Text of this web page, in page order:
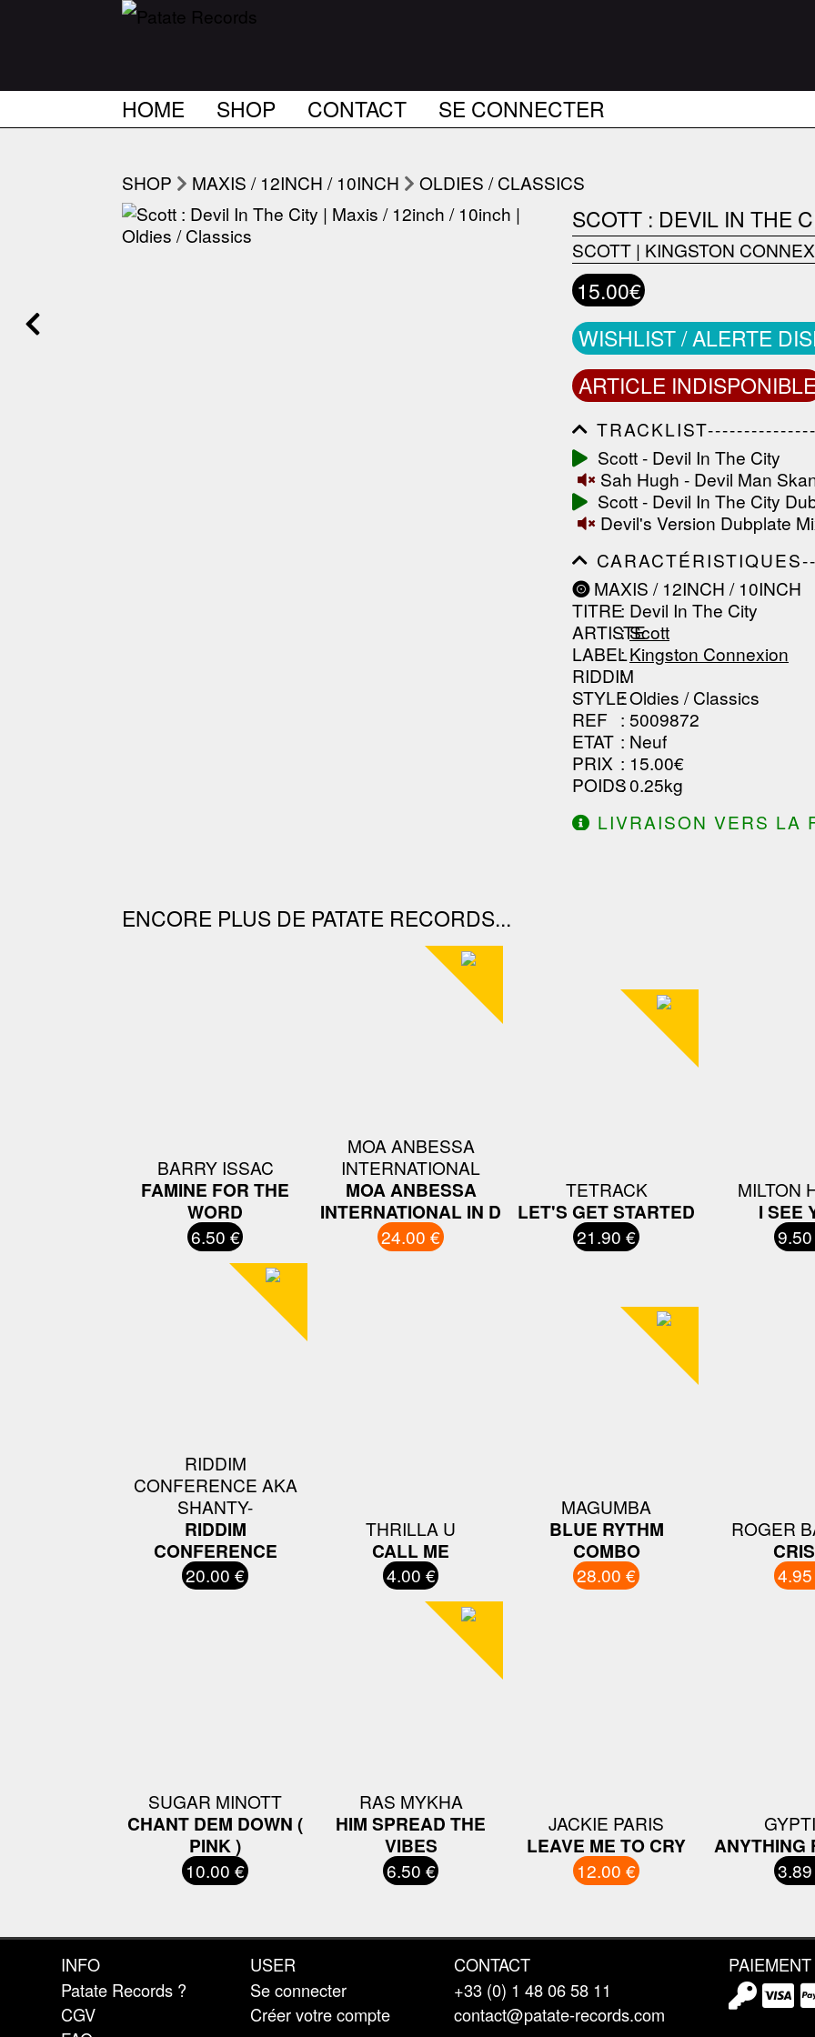
HOME SHOP CONTACT SE CONNECTER
SHOP MAXIS / 12INCH / 10INCH OLDIES / CLASSICS
SCOTT : DEVIL IN THE
SCOTT | KINGSTON
15.00€
WISHLIST / ALERTE
ARTICLE
-----------------
Scott - Devil In The City
Sah Hugh - Devil Man
Scott - Devil In The City
Devil's Version Dubplate
------------------------------
MAXIS / 12INCH / 10INCH
TITRE: Devil In The City
ARTISTE
:Scott
LABEL
:Kingston Connexion
RIDDIM
:
STYLE: Oldies / Classics
REF : 5009872
ETAT : Neuf
PRIX : 15.00€
POIDS: 0.25kg
LIVRAISON VERS LA
ENCORE PLUS DE PATATE RECORDS...
BARRY ISSAC
FAMINE FOR THE
WORD
6.50 €
MOA ANBESSA
INTERNATIONAL
MOA ANBESSA
INTERNATIONAL IN D
24.00 €
TETRACK
LET'S GET STARTED
21.90 €
MILTON
I SEE
RIDDIM
CONFERENCE AKA
SHANTY-
RIDDIM
CONFERENCE
20.00 €
THRILLA U
CALL ME
4.00 €
MAGUMBA
BLUE RYTHM
COMBO
28.00 €
ROGER
SUGAR MINOTT
CHANT DEM DOWN (
PINK )
10.00 €
RAS MYKHA
HIM SPREAD THE
VIBES
6.50 €
JACKIE PARIS
LEAVE ME TO CRY
12.00 €
ANYTHING
INFO
Patate Records ?
CGV
USER
Se connecter
Créer votre compte
CONTACT
+33 (0) 1 48 06 58 11
contact@patate-records.com